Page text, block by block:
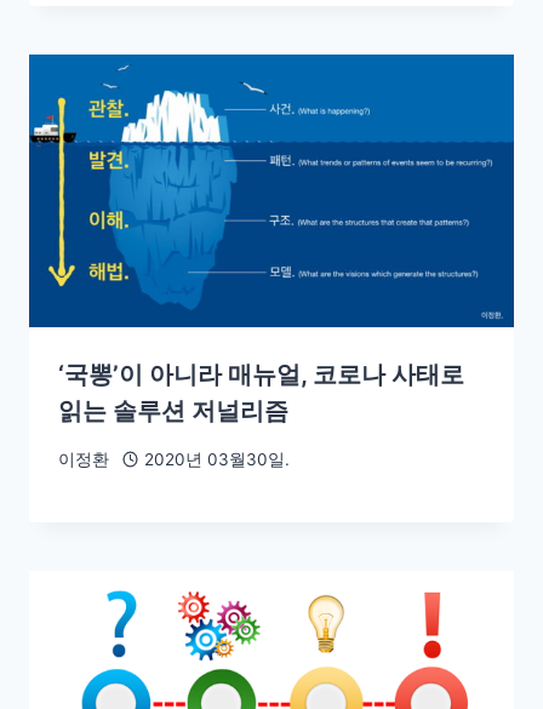
‘국뽕’이 아니라 매뉴얼, 코로나 사태로
읽는 솔루션 저널리즘
이정환 2020년 03월30일.